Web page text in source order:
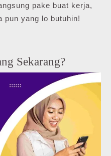
pake buat kerja,
pun yang lo butuhin!
Sekarang?